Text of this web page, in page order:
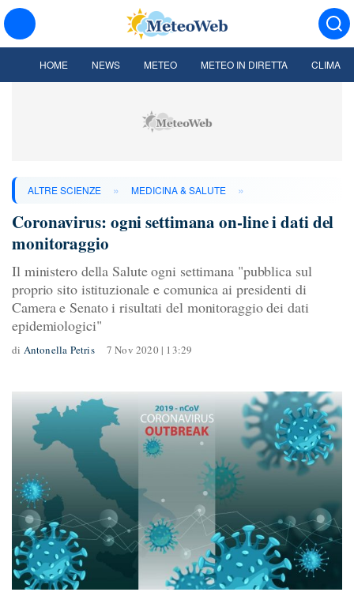
HOME NEWS METEO METEO IN DIRETTA CLIMA
ALTRE SCIENZE » MEDICINA & SALUTE »
Coronavirus: ogni settimana on-line i dati del
monitoraggio
Il ministero della Salute ogni settimana "pubblica sul
proprio sito istituzionale e comunica ai presidenti di
Camera e Senato i risultati del monitoraggio dei dati
epidemiologici"
di Antonella Petris 7 Nov 2020 | 13:29